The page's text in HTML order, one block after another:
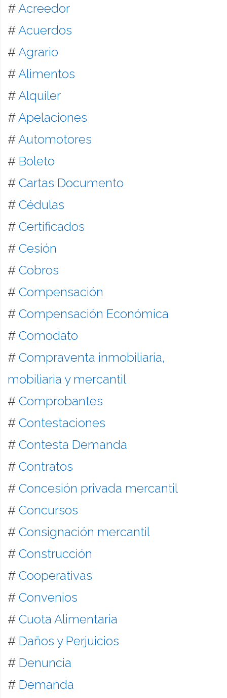
#Acreedor
#Acuerdos
#Agrario
#Alimentos
#Alquiler
#Apelaciones
#Automotores
# Boleto
# Cartas Documento
# Cédulas
# Certificados
# Cesión
# Cobros
# Compensación
# Compensación Económica
# Comodato
# Compraventa inmobiliaria,
mobiliaria y mercantil
# Comprobantes
# Contestaciones
# Contesta Demanda
# Contratos
# Concesión privada mercantil
# Concursos
# Consignación mercantil
# Construcción
# Cooperativas
# Convenios
# Cuota Alimentaria
# Daños y Perjuicios
# Denuncia
# Demanda